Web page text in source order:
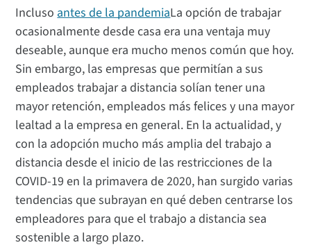
Incluso antes de la pandemiaLa opción de trabajar
ocasionalmente desde casa era una ventaja muy
deseable, aunque era mucho menos común que hoy.
Sin embargo, las empresas que permitían a sus
empleados trabajar a distancia solían tener una
mayor retención, empleados más felices y una mayor
lealtad a la empresa en general. En la actualidad, y
con la adopción mucho más amplia del trabajo a
distancia desde el inicio de las restricciones de la
COVID-19 en la primavera de 2020, han surgido varias
tendencias que subrayan en qué deben centrarse los
empleadores para que el trabajo a distancia sea
sostenible a largo plazo.